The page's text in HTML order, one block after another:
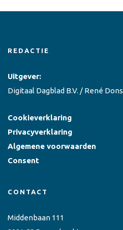
REDACTIE
Uitgever:
Digitaal Dagblad B.V. / René Dons
Cookieverklaring
Privacyverklaring
Algemene voorwaarden
Consent
CONTACT
Middenbaan 111